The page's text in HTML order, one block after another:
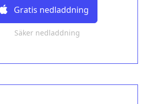
Gratis nedladdning
Säker nedladdning